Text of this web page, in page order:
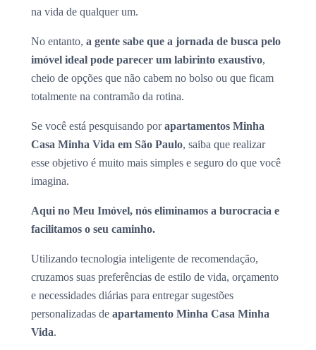
na vida de qualquer um.
No entanto, a gente sabe que a jornada de busca pelo
imóvel ideal pode parecer um labirinto exaustivo,
cheio de opções que não cabem no bolso ou que ficam
totalmente na contramão da rotina.
Se você está pesquisando porapartamentos Minha
Casa Minha Vida em São Paulo, saiba que realizar
esse objetivo é muito mais simples e seguro do que você
imagina.
Aqui no Meu Imóvel, nós eliminamos a burocracia e
facilitamos o seu caminho.
Utilizando tecnologia inteligente de recomendação,
cruzamos suas preferências de estilo de vida, orçamento
e necessidades diárias para entregar sugestões
personalizadas de apartamento Minha Casa Minha
Vida.